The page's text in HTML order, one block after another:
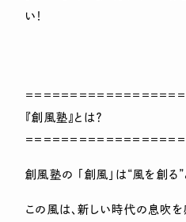
い！
＝＝＝＝＝＝＝＝＝＝＝＝＝＝＝＝＝
『創風塾』とは？
＝＝＝＝＝＝＝＝＝＝＝＝＝＝＝＝＝
創風塾の 「創風」は“風を創る”
この風は、新しい時代の息吹を